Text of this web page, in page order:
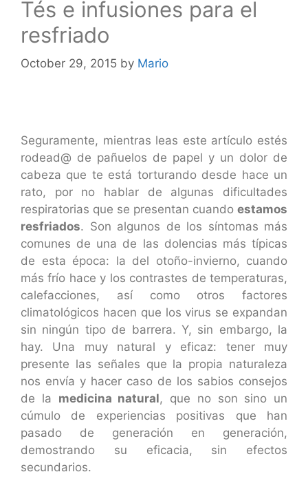
Tés e infusiones para el
resfriado
October 29, 2015 by Mario
Seguramente, mientras leas este artículo estés
rodead@ de pañuelos de papel y un dolor de
cabeza que te está torturando desde hace un
rato, por no hablar de algunas dificultades
respiratorias que se presentan cuando estamos
resfriados. Son algunos de los síntomas más
comunes de una de las dolencias más típicas
de esta época: la del otoño-invierno, cuando
más frío hace y los contrastes de temperaturas,
calefacciones, así como otros factores
climatológicos hacen que los virus se expandan
sin ningún tipo de barrera. Y, sin embargo, la
hay. Una muy natural y eficaz: tener muy
presente las señales que la propia naturaleza
nos envía y hacer caso de los sabios consejos
de la medicina natural, que no son sino un
cúmulo de experiencias positivas que han
pasado de generación en generación,
demostrando su eficacia, sin efectos
secundarios.